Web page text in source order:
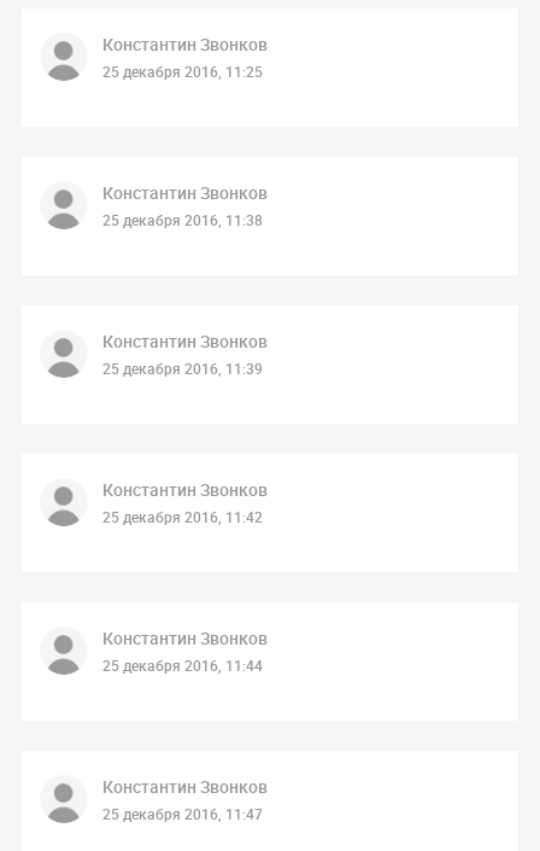
Константин Звонков
25 декабря 2016, 11:25
Константин Звонков
25 декабря 2016, 11:38
Константин Звонков
25 декабря 2016, 11:39
Константин Звонков
25 декабря 2016, 11:42
Константин Звонков
25 декабря 2016, 11:44
Константин Звонков
25 декабря 2016, 11:47